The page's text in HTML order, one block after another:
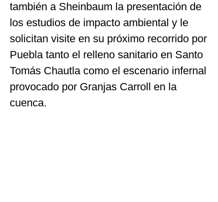
también a Sheinbaum la presentación de
los estudios de impacto ambiental y le
solicitan visite en su próximo recorrido por
Puebla tanto el relleno sanitario en Santo
Tomás Chautla como el escenario infernal
provocado por Granjas Carroll en la
cuenca.